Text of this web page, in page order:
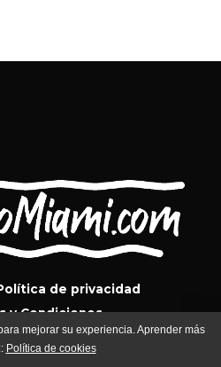
de privacidad
y Condiciones
mejorar su experiencia. Aprender más
Política de cookies